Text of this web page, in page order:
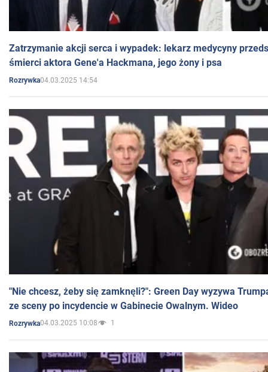
Zatrzymanie akcji serca i wypadek: lekarz medycyny
śmierci aktora Gene'a Hackmana, jego żony i psa
Rozrywka04.03.2025 14:54
"Nie chcesz, żeby się zamknęli?": Green Day wyzywa
ze sceny po incydencie w Gabinecie Owalnym. Wideo
Rozrywka04.03.2025 10:08 1